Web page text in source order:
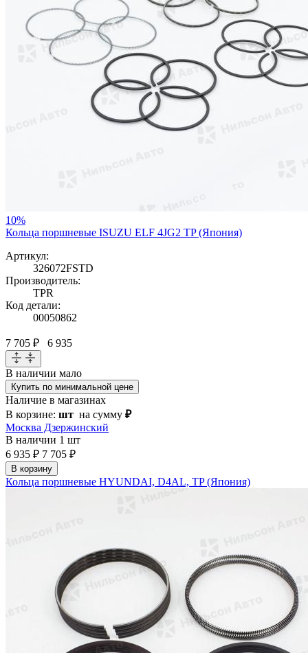
10%
Кольца поршневые ISUZU ELF 4JG2 TP (Япония)
Артикул:
326072FSTD
Производитель:
TPR
Код детали:
00050862
7 705 ₽ 6 935
В наличии мало
Купить по минимальной цене
Наличие в магазинах
В корзине: шт на сумму ₽
Москва Дзержинский
В наличии 1 шт
6 935 ₽ 7 705 ₽
В корзину
Кольца поршневые HYUNDAI, D4AL, TP (Япония)